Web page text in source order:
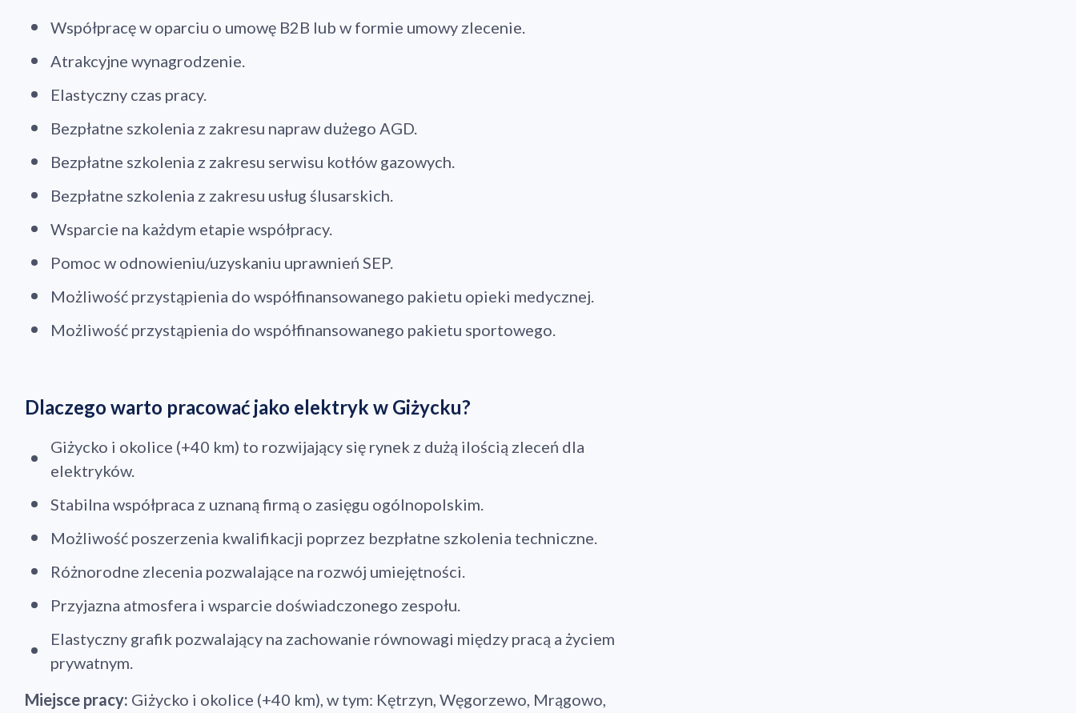
Współpracę w oparciu o umowę B2B lub w formie umowy zlecenie.
Atrakcyjne wynagrodzenie.
Elastyczny czas pracy.
Bezpłatne szkolenia z zakresu napraw dużego AGD.
Bezpłatne szkolenia z zakresu serwisu kotłów gazowych.
Bezpłatne szkolenia z zakresu usług ślusarskich.
Wsparcie na każdym etapie współpracy.
Pomoc w odnowieniu/uzyskaniu uprawnień SEP.
Możliwość przystąpienia do współfinansowanego pakietu opieki medycznej.
Możliwość przystąpienia do współfinansowanego pakietu sportowego.
Dlaczego warto pracować jako elektryk w Giżycku?
Giżycko i okolice (+40 km) to rozwijający się rynek z dużą ilością zleceń dla
elektryków.
Stabilna współpraca z uznaną firmą o zasięgu ogólnopolskim.
Możliwość poszerzenia kwalifikacji poprzez bezpłatne szkolenia techniczne.
Różnorodne zlecenia pozwalające na rozwój umiejętności.
Przyjazna atmosfera i wsparcie doświadczonego zespołu.
Elastyczny grafik pozwalający na zachowanie równowagi między pracą a życiem
prywatnym.
Miejsce pracy: Giżycko i okolice (+40 km), w tym: Kętrzyn, Węgorzewo, Mrągowo,
Dodano do koszyka
Przejdź do koszyka